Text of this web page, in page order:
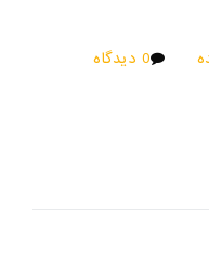
0 دیدگاه